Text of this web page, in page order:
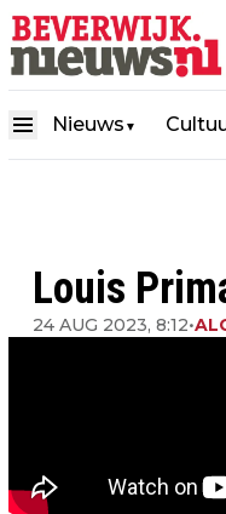
Nieuws ▼
Louis
24 AUG 2023, 8:12•